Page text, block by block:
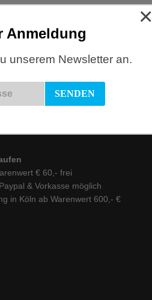
€ 60,- frei
& Vorkasse möglich
in Köln ab Warenwert 600,- €
Anmeldung
unserem Newsletter an.
×